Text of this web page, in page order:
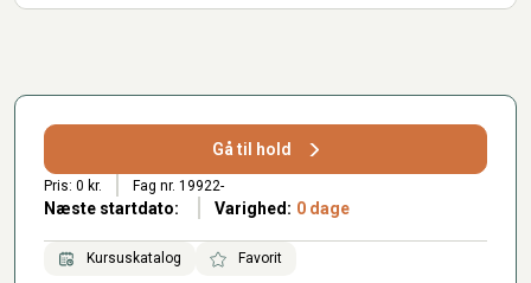
Gå til hold
Pris: 0 kr. Fag nr. 19922-
Næste startdato: Varighed: 0 dage
Kursuskatalog Favorit